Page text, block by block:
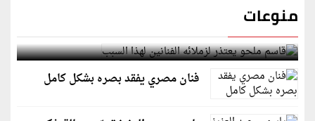
منوعات
قاسم ملحو يعتذر لزملائه الفنانين لهذا السبب
فنان مصري يفقد بصره بشكل كامل